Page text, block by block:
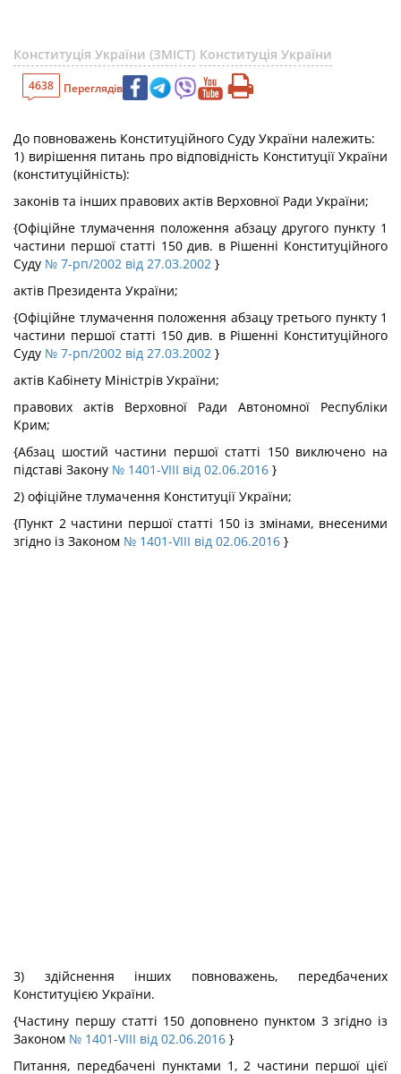
Конституція України (ЗМІСТ) Конституція України
4638 Переглядів
До повноважень Конституційного Суду України належить:
1) вирішення питань про відповідність Конституції України
(конституційність):
законів та інших правових актів Верховної Ради України;
{Офіційне тлумачення положення абзацу другого пункту 1
частини першої статті 150 див. в Рішенні Конституційного
Суду № 7-рп/2002 від 27.03.2002 }
актів Президента України;
{Офіційне тлумачення положення абзацу третього пункту 1
частини першої статті 150 див. в Рішенні Конституційного
Суду № 7-рп/2002 від 27.03.2002 }
актів Кабінету Міністрів України;
правових актів Верховної Ради Автономної Республіки
Крим;
{Абзац шостий частини першої статті 150 виключено на
підставі Закону № 1401-VIII від 02.06.2016 }
2) офіційне тлумачення Конституції України;
{Пункт 2 частини першої статті 150 із змінами, внесеними
згідно із Законом № 1401-VIII від 02.06.2016 }
3) здійснення інших повноважень, передбачених
Конституцією України.
{Частину першу статті 150 доповнено пунктом 3 згідно із
Законом № 1401-VIII від 02.06.2016 }
Питання, передбачені пунктами 1, 2 частини першої цієї